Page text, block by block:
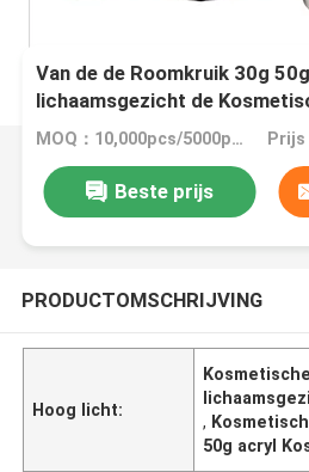
Van de de Roomkruik 30g
lichaamsgezicht de
Kosmetische Fles Silkscreen
MOQ：10,000pcs/5000pcs
Beste prijs
PRODUCTOMSCHRIJVING
Hoog licht:
,
50g acryl